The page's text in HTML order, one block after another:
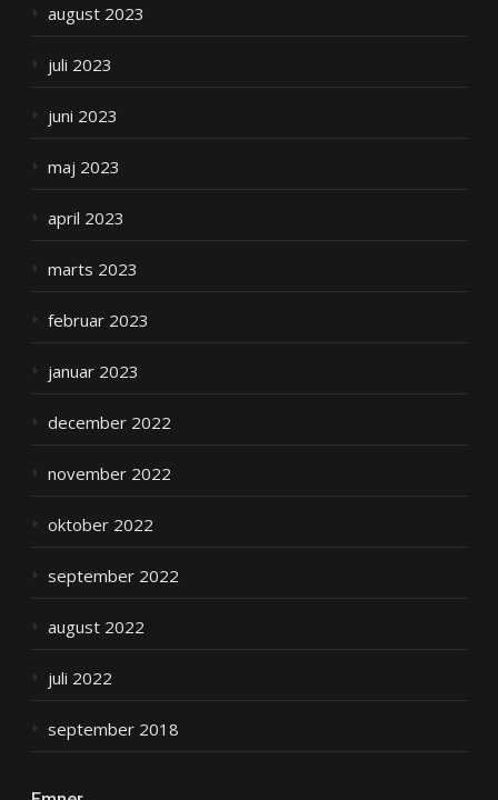
august 2023
juli 2023
juni 2023
maj 2023
april 2023
marts 2023
februar 2023
januar 2023
december 2022
november 2022
oktober 2022
september 2022
august 2022
juli 2022
september 2018